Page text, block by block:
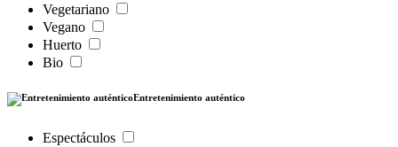
Vegetariano
Vegano
Huerto
Bio
Entretenimiento auténtico
Espectáculos